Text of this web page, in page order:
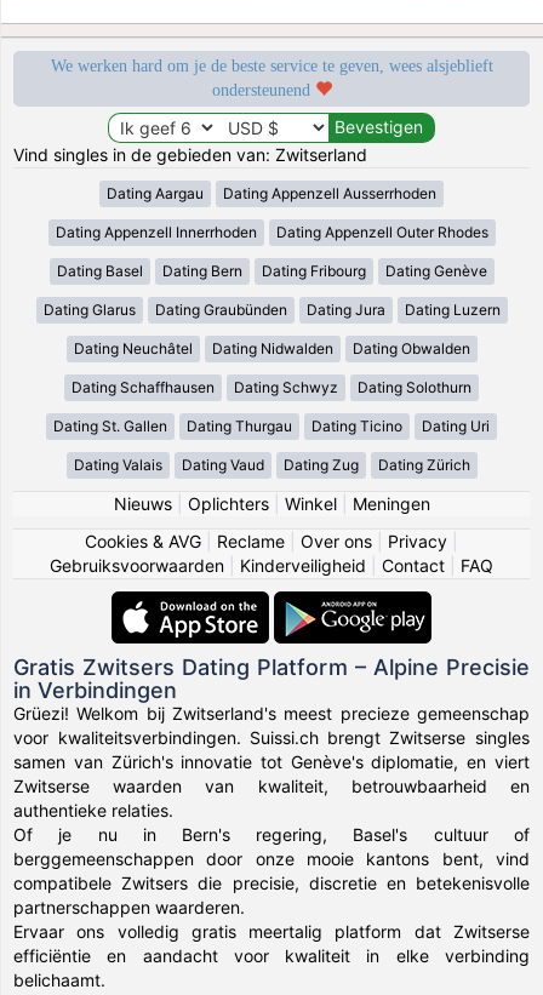
We werken hard om je de beste service te geven, wees alsjeblieft
ondersteunend
Vind singles in de gebieden van: Zwitserland
Dating Aargau Dating Appenzell Ausserrhoden
Dating Appenzell Innerrhoden Dating Appenzell Outer Rhodes
Dating Basel Dating Bern Dating Fribourg Dating Genève
Dating Glarus Dating Graubünden Dating Jura Dating Luzern
Dating Neuchâtel Dating Nidwalden Dating Obwalden
Dating Schaffhausen Dating Schwyz Dating Solothurn
Dating St. Gallen Dating Thurgau Dating Ticino Dating Uri
Dating Valais Dating Vaud Dating Zug Dating Zürich
Nieuws| Oplichters| Winkel| Meningen
Cookies & AVG
Reclame Over ons Privacy
Gebruiksvoorwaarden
Kinderveiligheid Contact FAQ
Gratis Zwitsers Dating Platform – Alpine Precisie
in Verbindingen
Grüezi! Welkom bij Zwitserland's meest precieze gemeenschap
voor kwaliteitsverbindingen. Suissi.ch brengt Zwitserse singles
samen van Zürich's innovatie tot Genève's diplomatie, en viert
Zwitserse waarden van kwaliteit, betrouwbaarheid en
authentieke relaties.
Of je nu in Bern's regering, Basel's cultuur of
berggemeenschappen door onze mooie kantons bent, vind
compatibele Zwitsers die precisie, discretie en betekenisvolle
partnerschappen waarderen.
Ervaar ons volledig gratis meertalig platform dat Zwitserse
efficiëntie en aandacht voor kwaliteit in elke verbinding
belichaamt.